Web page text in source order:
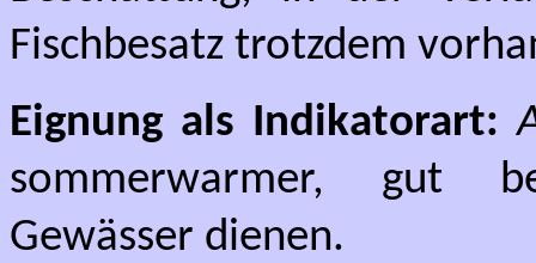
Fischbesatz trotzdem
Eignung als Indikatorart:
sommerwarmer, gut
Gewässer dienen.